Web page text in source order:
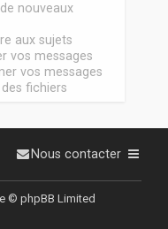
nouveaux
aux sujets
vos messages
vos messages
fichiers
Nous contacter
© phpBB Limited